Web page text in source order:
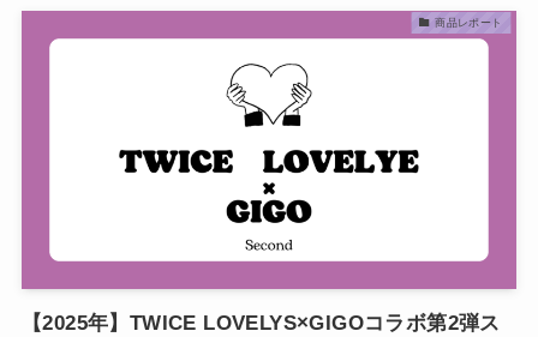
商品レポート
【2025年】TWICE LOVELYS×GIGOコラボ第2弾ス